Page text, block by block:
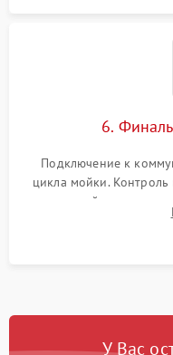
6.
Подключение к
цикла мойки. Контроль
до нужной
штатного слива и
У Вас